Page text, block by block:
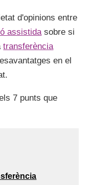
d'opinions entre
assistidasobre si
transferència
en el
7 punts que